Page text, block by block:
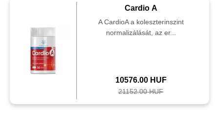
Cardio A
A CardioA a koleszterinszint
normalizálását, az er...
10576.00 HUF
21152.00 HUF